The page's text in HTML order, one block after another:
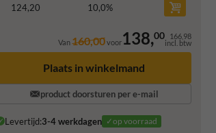
124,20 10,0%
Van160,00voor138,00 166,98
incl. btw
Plaats in winkelmand
product doorsturen per e-mail
Levertijd:3-4 werkdagen ✓op voorraad